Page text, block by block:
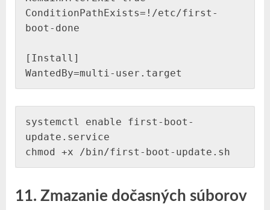
ConditionPathExists=!/etc/first-
boot-done
[Install]
systemctl enable first-boot-
update.service
chmod +x /bin/first-boot-update.sh
11. Zmazanie dočasných súborov